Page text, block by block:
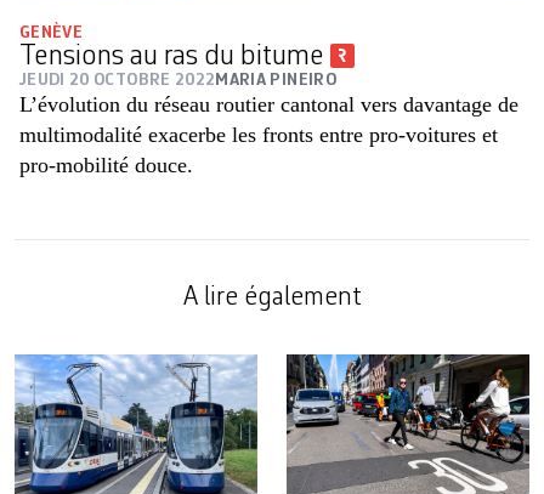
GENÈVE
Tensions au ras du bitume
JEUDI 20 OCTOBRE 2022 MARIA PINEIRO
L’évolution du réseau routier cantonal vers davantage de
multimodalité exacerbe les fronts entre pro-voitures et
pro-mobilité douce.
A lire également